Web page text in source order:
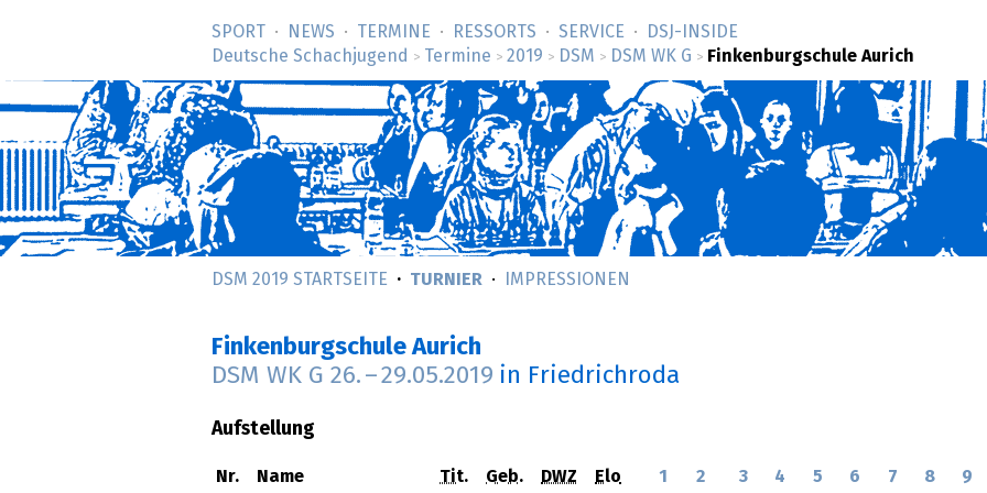
SPORT NEWS TERMINE RESSORTS SERVICE
DSJ-­INSIDE
Deutsche Schachjugend
> Termine > 2019 > DSM > DSM WK G > Finkenburgschule Aurich
DSM 2019 STARTSEITE TURNIER IMPRESSIONEN
Finkenburgschule Aurich
DSM WK G 26. –29.05.2019 in Friedrichroda
Aufstellung
Nr. Name Tit. Geb. DWZ Elo 1 2 3 4 5 6 7 8 9